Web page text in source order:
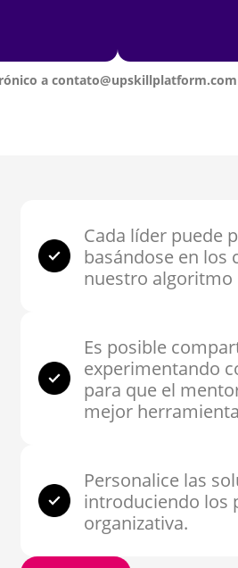
a
Cada líder puede
basándose en
nuestro algoritmo
Es posible
experimentando
para que el
mejor
Personalice las
introduciendo los
organizativa.